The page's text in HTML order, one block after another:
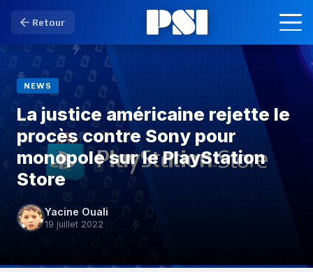
Retour
NEWS
La justice américaine rejette le
procès contre Sony pour
monopole sur le PlayStation
Store
Yacine Ouali
19 juillet 2022